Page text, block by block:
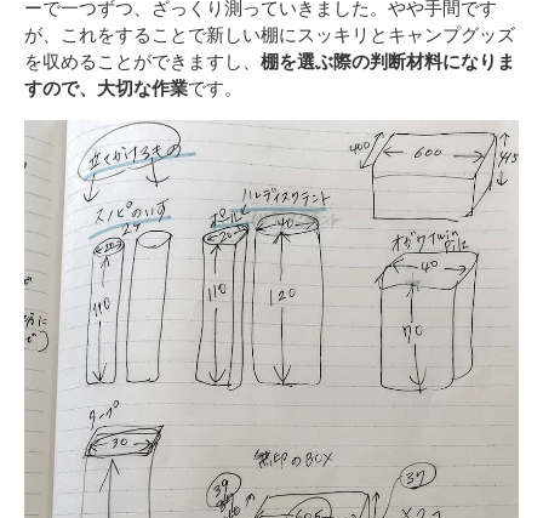
ーで一つずつ、ざっくり測っていきました。やや手間です
が、これをすることで新しい棚にスッキリとキャンプグッズ
を収めることができますし、 棚を選ぶ際の判断材料になりま
すので、大切な作業です。